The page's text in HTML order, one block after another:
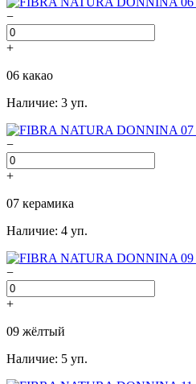
−
+
06 какао
Наличие: 3 уп.
−
+
07 керамика
Наличие: 4 уп.
−
+
09 жёлтый
Наличие: 5 уп.